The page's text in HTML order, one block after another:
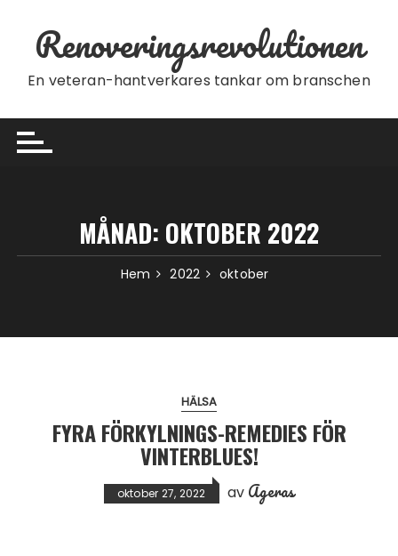
Renoveringsrevolutionen
En veteran-hantverkares tankar om branschen
MÅNAD: OKTOBER 2022
Hem 2022 oktober
HÄLSA
FYRA FÖRKYLNINGS-REMEDIES FÖR
VINTERBLUES!
oktober 27, 2022 av Ageras